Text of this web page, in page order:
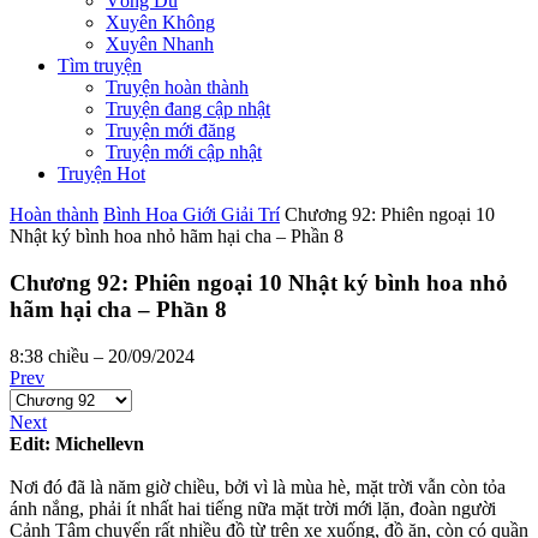
Xuyên Không
Xuyên Nhanh
Tìm truyện
Truyện hoàn thành
Truyện đang cập nhật
Truyện mới đăng
Truyện mới cập nhật
Truyện Hot
Hoàn thành Bình Hoa Giới Giải Trí Chương 92: Phiên ngoại 10
Nhật ký bình hoa nhỏ hãm hại cha – Phần 8
Chương 92: Phiên ngoại 10 Nhật ký bình hoa nhỏ
hãm hại cha – Phần 8
8:38 chiều – 20/09/2024
Prev
Next
Edit: Michellevn
Nơi đó đã là năm giờ chiều, bởi vì là mùa hè, mặt trời vẫn còn tỏa
ánh nắng, phải ít nhất hai tiếng nữa mặt trời mới lặn, đoàn người
Cảnh Tâm chuyển rất nhiều đồ từ trên xe xuống, đồ ăn, còn có quần